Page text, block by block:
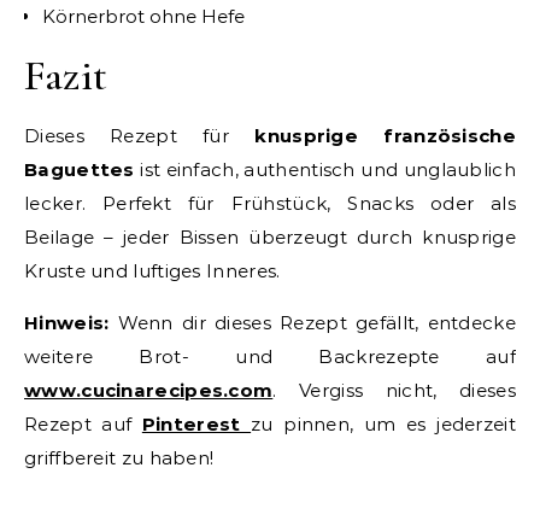
Körnerbrot ohne Hefe
Fazit
Dieses Rezept für knusprige französische
Baguettes ist einfach, authentisch und unglaublich
lecker. Perfekt für Frühstück, Snacks oder als
Beilage – jeder Bissen überzeugt durch knusprige
Kruste und luftiges Inneres.
Hinweis: Wenn dir dieses Rezept gefällt, entdecke
weitere Brot- und Backrezepte auf
www.cucinarecipes.com. Vergiss nicht, dieses
Rezept auf Pinterest zu pinnen, um es jederzeit
griffbereit zu haben!